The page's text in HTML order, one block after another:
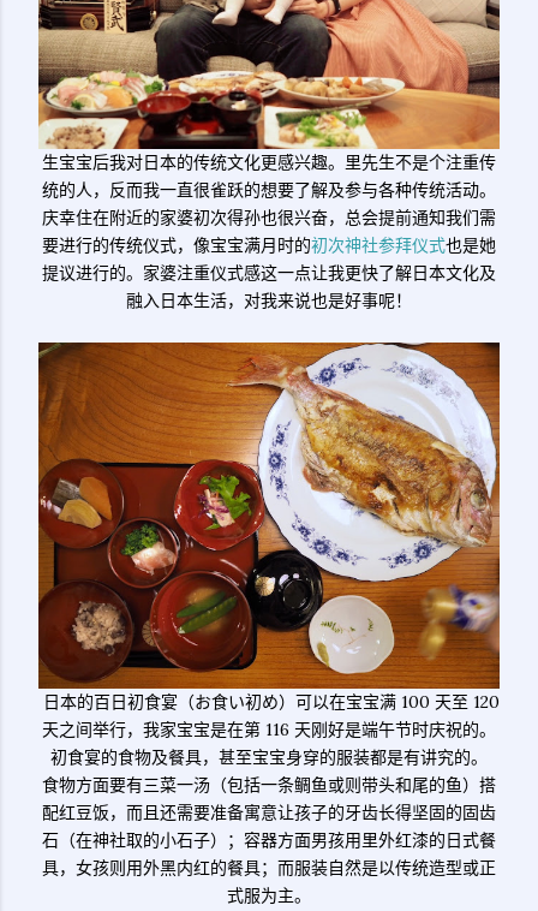
生宝宝后我对日本的传统文化更感兴趣。里先生不是个注重传
统的人，反而我一直很雀跃的想要了解及参与各种传统活动。
庆幸住在附近的家婆初次得孙也很兴奋，总会提前通知我们需
要进行的传统仪式，像宝宝满月时的初次神社参拜仪式也是她
提议进行的。家婆注重仪式感这一点让我更快了解日本文化及
融入日本生活，对我来说也是好事呢！
日本的百日初食宴（お食い初め）可以在宝宝满 100 天至 120
天之间举行，我家宝宝是在第 116 天刚好是端午节时庆祝的。
初食宴的食物及餐具，甚至宝宝身穿的服装都是有讲究的。
食物方面要有三菜一汤（包括一条鲷鱼或则带头和尾的鱼）搭
配红豆饭，而且还需要准备寓意让孩子的牙齿长得坚固的固齿
石（在神社取的小石子）；容器方面男孩用里外红漆的日式餐
具，女孩则用外黑内红的餐具；而服装自然是以传统造型或正
式服为主。